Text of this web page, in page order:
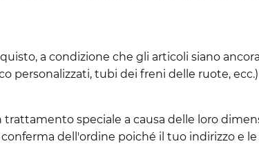
a condizione che gli articoli siano
personalizzati, tubi dei freni delle ruote,
speciale a causa delle loro
dell'ordine poiché il tuo indirizzo e